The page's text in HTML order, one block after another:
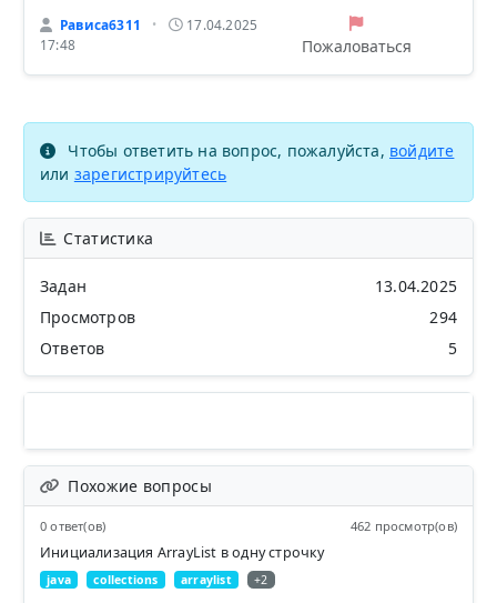
Рависа6311 •
17.04.2025
17:48
Пожаловаться
Чтобы ответить на вопрос, пожалуйста, войдите
или зарегистрируйтесь
Статистика
Задан
13.04.2025
Просмотров
294
Ответов
5
Похожие вопросы
0 ответ(ов) 462 просмотр(ов)
Инициализация ArrayList в одну строчку
java collections arraylist +2